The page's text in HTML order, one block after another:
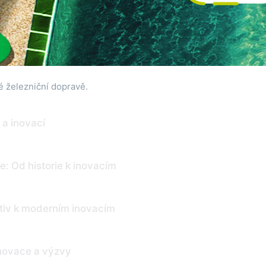
železniční dopravě.
inovací
Od historie k inovacím
k moderním inovacím
a výzvy